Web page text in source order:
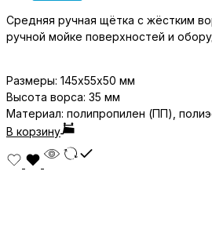
Средняя ручная щётка с жёстким
ручной мойке поверхностей и
Размеры: 145х55х50 мм
Высота ворса: 35 мм
Материал: полипропилен (ПП),
В корзину